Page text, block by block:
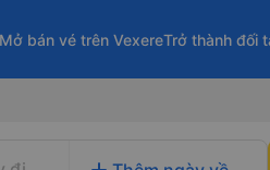
Mở bán vé trên VexereTrở thành đối